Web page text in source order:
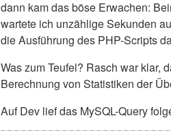
dann kam das böse Erwachen:
wartete ich unzählige Sekunden
die Ausführung des PHP-Scripts
Was zum Teufel? Rasch war klar,
Berechnung von Statistiken der
Auf Dev lief das MySQL-Query